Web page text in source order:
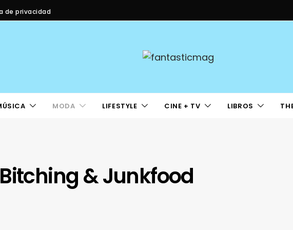
de privacidad
MODA LIFESTYLE CINE + TV LIBROS
& Junkfood